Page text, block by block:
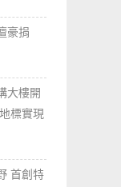
豪捐
大樓開
標實現
首創特